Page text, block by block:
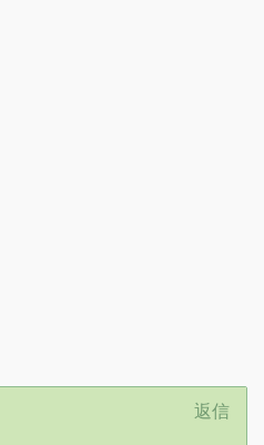
返信